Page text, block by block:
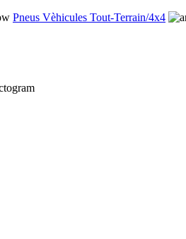
Pneus Vèhicules Tout-Terrain/4x4